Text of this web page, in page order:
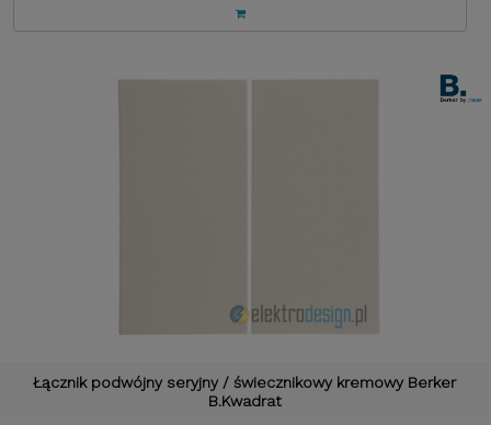
Łącznik podwójny seryjny / świecznikowy kremowy Berker
B.Kwadrat